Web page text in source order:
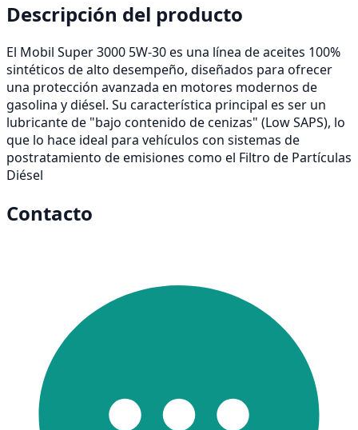
Descripción del producto
El Mobil Super 3000 5W-30 es una línea de aceites 100%
sintéticos de alto desempeño, diseñados para ofrecer
una protección avanzada en motores modernos de
gasolina y diésel. Su característica principal es ser un
lubricante de "bajo contenido de cenizas" (Low SAPS), lo
que lo hace ideal para vehículos con sistemas de
postratamiento de emisiones como el Filtro de Partículas
Diésel
Contacto